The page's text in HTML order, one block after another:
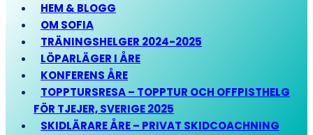
HEM & BLOGG
OM SOFIA
TRÄNINGSHELGER 2024-2025
LÖPARLÄGER I ÅRE
KONFERENS ÅRE
TOPPTURSRESA – TOPPTUR OCH OFFPISTHELG
FÖR TJEJER, SVERIGE 2025
SKIDLÄRARE ÅRE – PRIVAT SKIDCOACHNING